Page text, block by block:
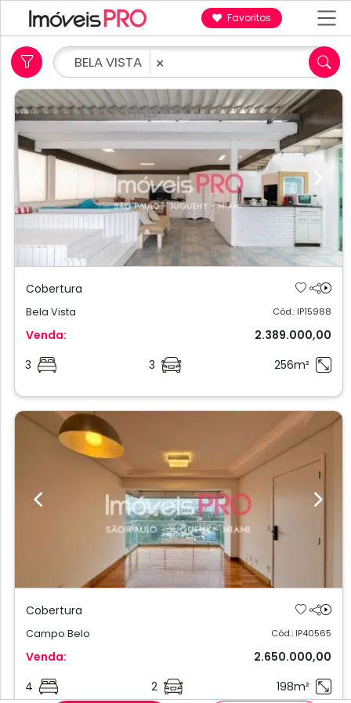
Favoritos
BELA VISTA ×
Next
Cobertura
Bela Vista Cód.: IP15988
Venda:
2.389.000,00
3
3 256m²
Previous Next
Cobertura
Campo Belo Cód.: IP40565
Venda:
2.650.000,00
4
2 198m²